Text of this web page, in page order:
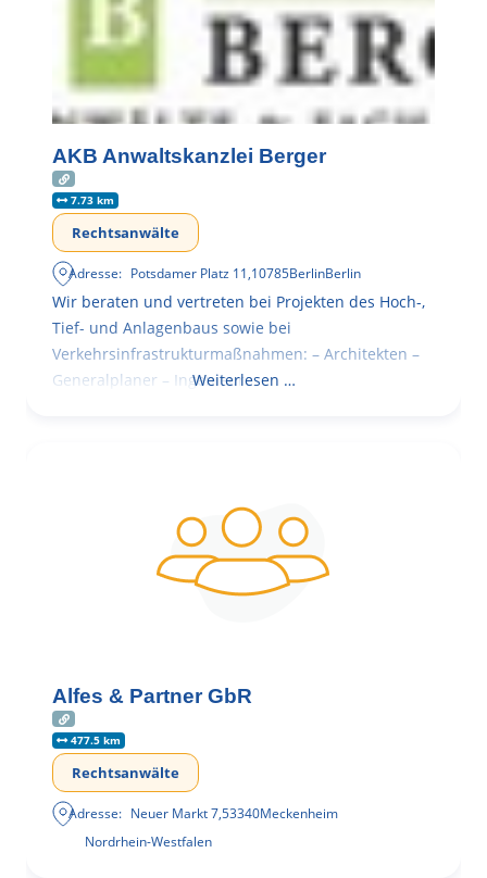
AKB Anwaltskanzlei Berger
7.73 km
Rechtsanwälte
Adresse: Potsdamer Platz 11,10785BerlinBerlin
Wir beraten und vertreten bei Projekten des Hoch-,
Tief- und Anlagenbaus sowie bei
Verkehrsinfrastrukturmaßnahmen: – Architekten –
Generalplaner – Ingenieure
Weiterlesen …
Alfes & Partner GbR
477.5 km
Rechtsanwälte
Adresse: Neuer Markt 7,53340Meckenheim
Nordrhein-Westfalen